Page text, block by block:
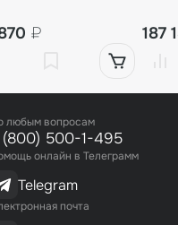
₽ 187
любым вопросам
(800) 500-1-495
онлайн в Телеграмм
Telegram
почта